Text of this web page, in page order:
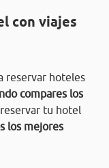
con viajes
reservar hoteles
compares los
tu hotel
los mejores